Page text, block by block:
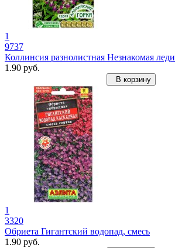
1
9737
Коллинсия разнолистная Незнакомая леди
1.90 руб.
В корзину
1
3320
Обриета Гигантский водопад, смесь
1.90 руб.